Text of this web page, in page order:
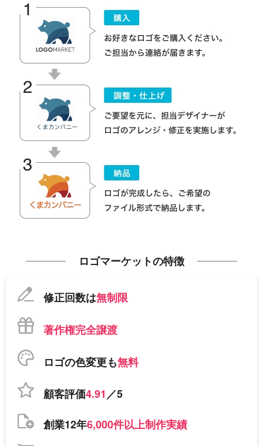
ロゴマーケットの特徴
修正回数は無制限
著作権完全譲渡
ロゴの色変更も無料
顧客評価4.91／5
創業12年6,000件以上制作実績